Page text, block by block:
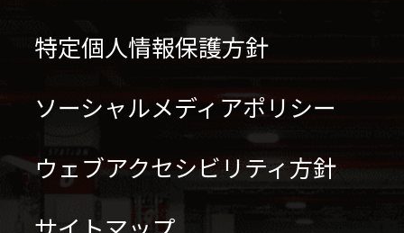
特定個人情報保護方針
ソーシャルメディアポリシー
ウェブアクセシビリティ方針